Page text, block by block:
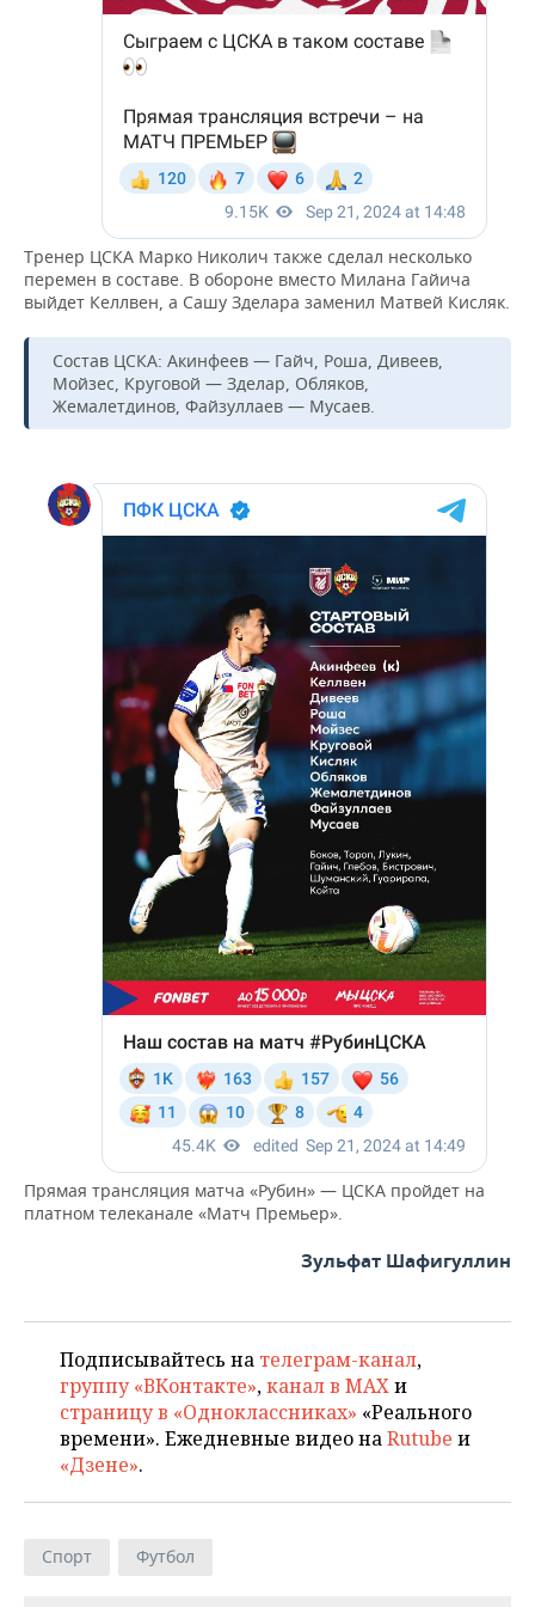
Тренер ЦСКА Марко Николич также сделал несколько
перемен в составе. В обороне вместо Милана Гайича
выйдет Келлвен, а Сашу Зделара заменил Матвей Кисляк.
Состав ЦСКА: Акинфеев — Гайч, Роша, Дивеев,
Мойзес, Круговой — Зделар, Обляков,
Жемалетдинов, Файзуллаев — Мусаев.
Прямая трансляция матча «Рубин» — ЦСКА пройдет на
платном телеканале «Матч Премьер».
Зульфат Шафигуллин
Подписывайтесь на телеграм-канал,
группу «ВКонтакте»,канал в MAXи
страницу в «Одноклассниках» «Реального
времени». Ежедневные видео наRutube и
«Дзене».
Спорт Футбол